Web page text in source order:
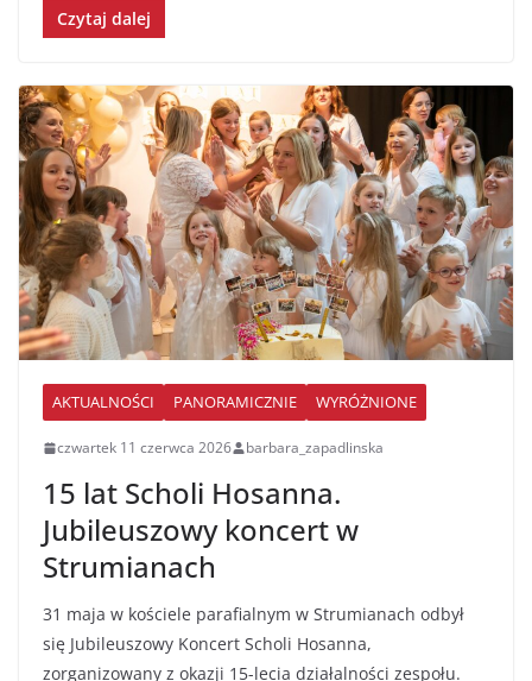
Czytaj dalej
AKTUALNOŚCI PANORAMICZNIE WYRÓŻNIONE
czwartek 11 czerwca 2026 barbara_zapadlinska
15 lat Scholi Hosanna.
Jubileuszowy koncert w
Strumianach
31 maja w kościele parafialnym w Strumianach odbył
się Jubileuszowy Koncert Scholi Hosanna,
zorganizowany z okazji 15-lecia działalności zespołu.